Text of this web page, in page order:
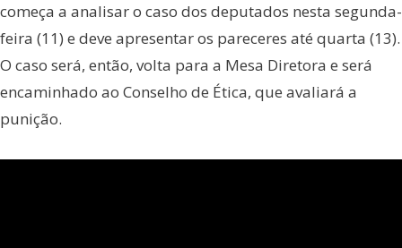
começa a analisar o caso dos deputados nesta segunda-
feira (11) e deve apresentar os pareceres até quarta (13).
O caso será, então, volta para a Mesa Diretora e será
encaminhado ao Conselho de Ética, que avaliará a
punição.